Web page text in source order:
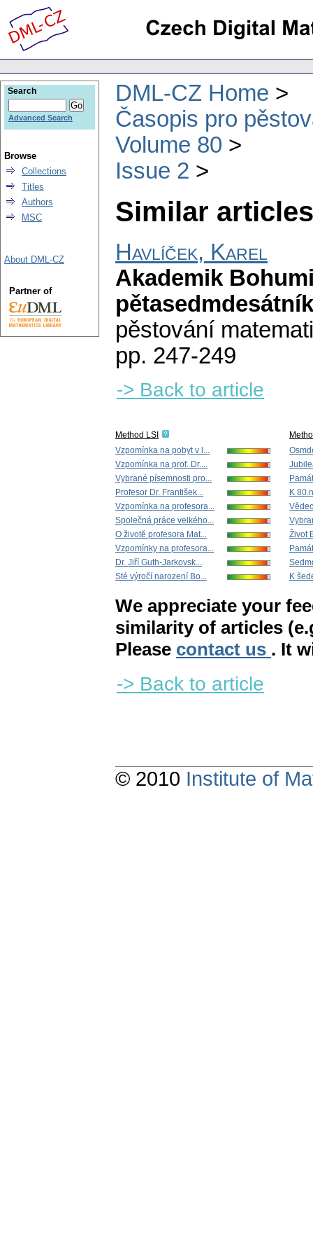
DML-CZ Home
Časopis pro
Volume 80
Issue 2
Similar
Havlíček, Karel
Akademik
pěstování
pp. 247-249
-> Back to article
Method LSI
Vzpomínka na pobyt v l...
Vzpomínka na prof. Dr....
Vybrané písemnosti pro...
Profesor Dr. František...
Vzpomínka na profesora...
Společná práce velkého...
O životě profesora Mat...
Vzpomínky na profesora...
Dr. Jiří Guth-Jarkovsk...
Sté výročí narození Bo...
K
Život
K
We appreciate your
similarity of articles
Please contact us . It
-> Back to article
Search
Advanced Search
Browse
Collections
Titles
Authors
MSC
About DML-CZ
Partner of
© 2010 Institute of